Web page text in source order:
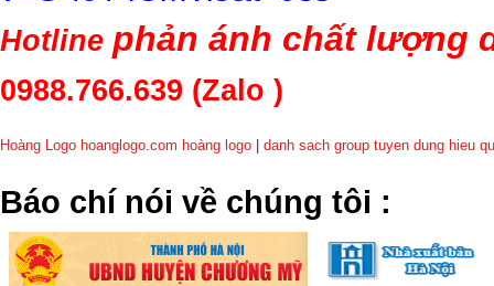
Hotline phản ánh chất lượng
0988.766.639 (Zalo )
Hoàng Logo hoanglogo.com hoàng logo danh sach group tuyen dung hieu
​Báo chí nói về chúng tôi :